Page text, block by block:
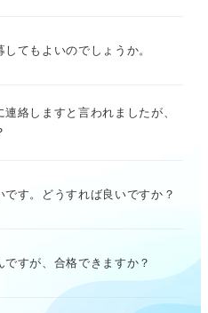
てもよいのでしょうか。
絡しますと言われましたが、
です。どうすれば良いですか？
すが、合格できますか？